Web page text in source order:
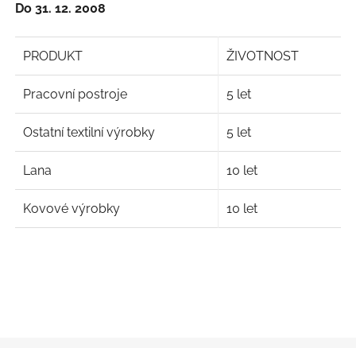
Do 31. 12. 2008
PRODUKT ŽIVOTNOST
Pracovní postroje 5 let
Ostatní textilní výrobky 5 let
Lana 10 let
Kovové výrobky 10 let